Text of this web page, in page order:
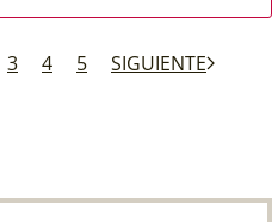
3 4 5 SIGUIENTE